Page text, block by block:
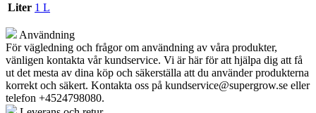
Liter 1 L
Användning
För vägledning och frågor om användning av våra produkter,
vänligen kontakta vår kundservice. Vi är här för att hjälpa dig att få
ut det mesta av dina köp och säkerställa att du använder produkterna
korrekt och säkert. Kontakta oss på kundservice@supergrow.se eller
telefon +4524798080.